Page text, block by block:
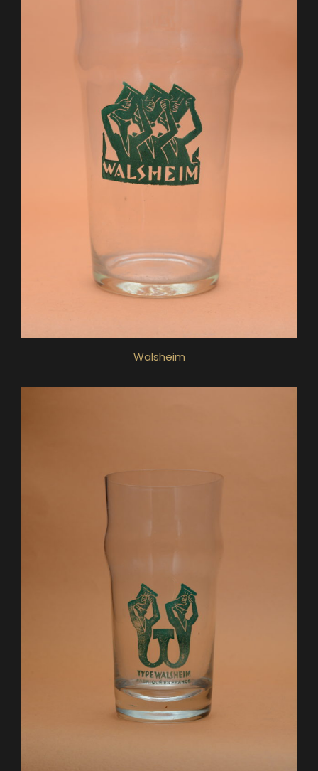
Walsheim